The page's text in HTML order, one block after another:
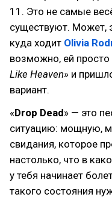
11. Это не самые
существуют. Может,
куда ходит Olivia
возможно, ей просто
Like Heaven» и
вариант.
«Drop Dead» — это
ситуацию: мощную,
свидания, которое
настолько, что в
у тебя начинает
такого состояния